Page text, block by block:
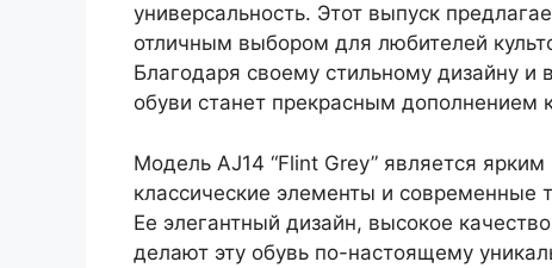
универсальность. Этот выпуск
отличным выбором для любителей
Благодаря своему стильному дизайну и
обуви станет прекрасным дополнением
Модель AJ14 “Flint Grey” является
классические элементы и современные
Ее элегантный дизайн, высокое
делают эту обувь по-настоящему